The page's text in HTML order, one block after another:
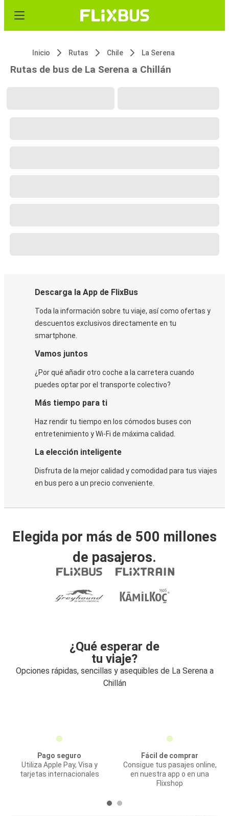
Inicio Rutas Chile La Serena
Rutas de bus de La Serena a Chillán
Descarga la App de FlixBus
Toda la información sobre tu viaje, así como ofertas y
descuentos exclusivos directamente en tu
smartphone.
Vamos juntos
¿Por qué añadir otro coche a la carretera cuando
puedes optar por el transporte colectivo?
Más tiempo para ti
Haz rendir tu tiempo en los cómodos buses con
entretenimiento y Wi-Fi de máxima calidad.
La elección inteligente
Disfruta de la mejor calidad y comodidad para tus viajes
en bus pero a un precio conveniente.
Elegida por más de 500 millones
de pasajeros.
¿Qué esperar de
tu viaje?
Opciones rápidas, sencillas y asequibles de La Serena a
Chillán
Pago seguro
Utiliza Apple Pay, Visa y
tarjetas internacionales
Fácil de comprar
Consigue tus pasajes online,
en nuestra app o en una
Flixshop